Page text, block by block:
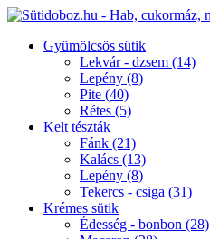
Gyümölcsös sütik
Lekvár - dzsem (14)
Lepény (8)
Pite (40)
Rétes (5)
Kelt tészták
Fánk (21)
Kalács (13)
Lepény (8)
Tekercs - csiga (31)
Krémes sütik
Édesség - bonbon (28)